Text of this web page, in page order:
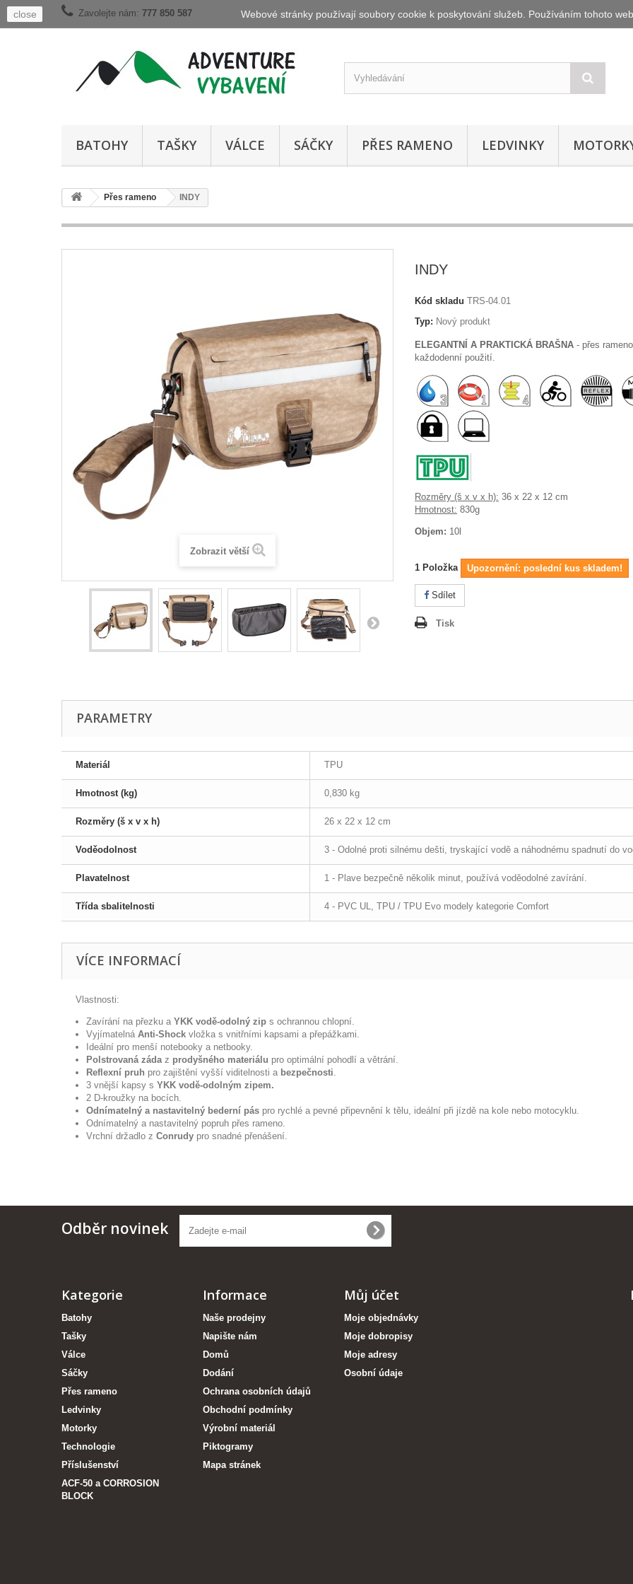
Zavolejte nám: 777 850 587
BATOHY TAŠKY VÁLCE SÁČKY PŘES RAMENO LEDVINKY
Přes rameno INDY
Zobrazit větší
INDY
Kód skladu TRS-04.01
Typ: Nový produkt
ELEGANTNÍ A PRAKTICKÁ BRAŠNA - přes
každodenní použití.
Rozměry (š x v x h): 36 x 22 x 12 cm
Hmotnost: 830g
Objem: 10l
1 Položka Upozornění: poslední kus skladem!
Sdílet
Tisk
PARAMETRY
Materiál TPU
Hmotnost (kg) 0,830 kg
Rozměry (š x v x h) 26 x 22 x 12 cm
Voděodolnost 3 - Odolné proti silnému dešti, tryskající vodě a náhodnému spadnutí do
Plavatelnost 1 - Plave bezpečně několik minut, používá voděodolné zavírání.
Třída sbalitelnosti 4 - PVC UL, TPU / TPU Evo modely kategorie Comfort
VÍCE INFORMACÍ
Vlastnosti:
Zavírání na přezku a YKK vodě-odolný zip s ochrannou chlopní.
Vyjímatelná Anti-Shock vložka s vnitřními kapsami a přepážkami.
Ideální pro menší notebooky a netbooky.
Polstrovaná zádaz prodyšného materiálu pro optimální pohodlí a větrání.
Reflexní pruh pro zajištění vyšší viditelnosti a bezpečnosti.
3 vnější kapsy s YKK vodě-odolným zipem.
2 D-kroužky na bocích.
Odnímatelný a nastavitelný bederní pás pro rychlé a pevné připevnění k tělu, ideální při jízdě na kole nebo motocyklu.
Odnímatelný a nastavitelný popruh přes rameno.
Vrchní držadlo z Conrudy pro snadné přenášení.
Odběr novinek
Kategorie
Batohy
Tašky
Válce
Sáčky
Přes rameno
Ledvinky
Motorky
Technologie
Příslušenství
ACF-50 a CORROSION
BLOCK
Informace
Naše prodejny
Napište nám
Domů
Dodání
Ochrana osobních údajů
Obchodní podmínky
Výrobní materiál
Piktogramy
Mapa stránek
Můj účet
Moje objednávky
Moje dobropisy
Moje adresy
Osobní údaje
close Webové stránky používají soubory cookie k poskytování služeb. Používáním tohoto